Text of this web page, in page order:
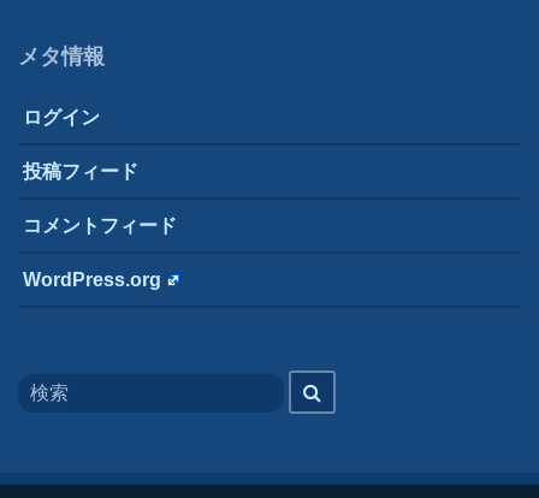
メタ情報
ログイン
投稿フィード
コメントフィード
WordPress.org
for
索